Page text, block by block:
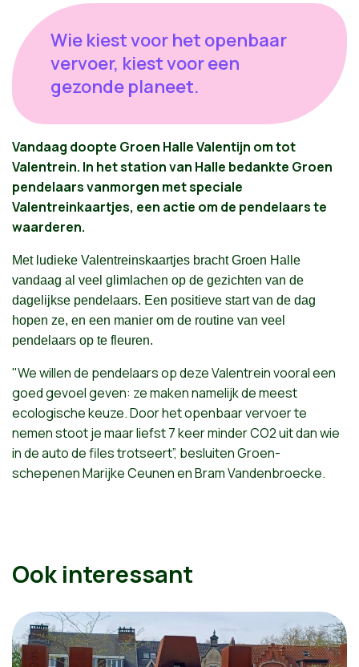
Wie kiest voor het openbaar
vervoer, kiest voor een
gezonde planeet.
Vandaag doopte Groen Halle Valentijn om tot
Valentrein. In het station van Halle bedankte Groen
pendelaars vanmorgen met speciale
Valentreinkaartjes, een actie om de pendelaars te
waarderen.
Met ludieke Valentreinskaartjes bracht Groen Halle
vandaag al veel glimlachen op de gezichten van de
dagelijkse pendelaars. Een positieve start van de dag
hopen ze, en een manier om de routine van veel
pendelaars op te fleuren.
"We willen de pendelaars op deze Valentrein vooral een
goed gevoel geven: ze maken namelijk de meest
ecologische keuze.Door het openbaar vervoer te
nemen stoot je maar liefst 7 keer minder CO2 uit dan wie
in de auto de files trotseert”, besluiten Groen-
schepenen Marijke Ceunen en Bram Vandenbroecke.
Ook interessant